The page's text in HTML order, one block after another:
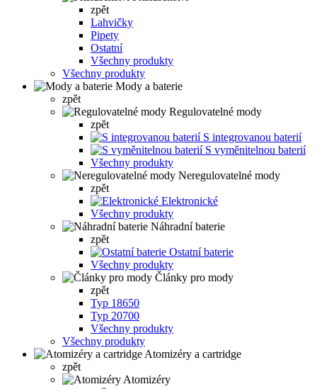
zpět
Lahvičky
Pipety
Ostatní
Všechny produkty
Všechny produkty
Mody a baterie
zpět
Regulovatelné mody
zpět
S integrovanou baterií
S vyměnitelnou baterií
Všechny produkty
Neregulovatelné mody
zpět
Elektronické
Všechny produkty
Náhradní baterie
zpět
Ostatní baterie
Všechny produkty
Články pro mody
zpět
Typ 18650
Typ 20700
Všechny produkty
Všechny produkty
Atomizéry a cartridge
zpět
Atomizéry